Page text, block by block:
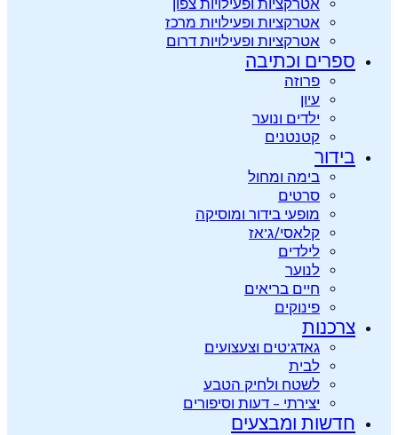
אטרקציות ופעילויות צפון
אטרקציות ופעילויות מרכז
אטרקציות ופעילויות דרום
ספרים וכתיבה
פרוזה
עיון
ילדים ונוער
קטנטנים
בידור
בימה ומחול
סרטים
מופעי בידור ומוסיקה
קלאסי/ג’אז
לילדים
לנוער
חיים בריאים
פינוקים
צרכנות
גאדג’טים וצעצועים
לבית
לשטח ולחיק הטבע
יצירתי – דעות וסיפורים
חדשות ומבצעים